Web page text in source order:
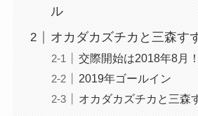
ル
オカダカズチカと三森す
交際開始は2018年8月！
2019年ゴールイン
オカダカズチカと三森